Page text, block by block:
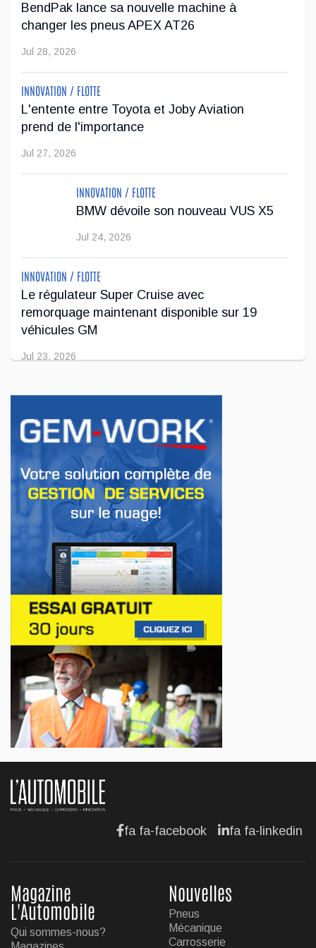
...
Jeep veut augmenter sa gamme de modèles en
Europe
Après avoir été contrainte de réduire sa gamme de véhicules
sur le marché européen en raison de restrictions
BendPak lance sa nouvelle machine à
changer les pneus APEX AT26
Jul 28, 2026
INNOVATION / FLOTTE
L'entente entre Toyota et Joby Aviation
prend de l'importance
Jul 27, 2026
INNOVATION / FLOTTE
BMW dévoile son nouveau VUS X5
Jul 24, 2026
INNOVATION / FLOTTE
Le régulateur Super Cruise avec
remorquage maintenant disponible sur 19
véhicules GM
Jul 23, 2026
INNOVATION / FLOTTE
en Europe
Jul 22, 2026
AFFAIRES
Premier contact avec le Lotus Eletre
Jul 14, 2026
AFFAIRES
Lotus célèbre l'arrivée de ses Eletre au
Canada
Jul 13, 2026
AFFAIRES
Maserati se recherche un partenaire
Jul 12, 2026
AFFAIRES
Hyundai dévoile sa nouvelle Elantra
Jul 11, 2026
fa fa-facebook fa fa-linkedin
Magazine
L'Automobile
Qui sommes-nous?
Nouvelles
Pneus
Mécanique
Carrosserie